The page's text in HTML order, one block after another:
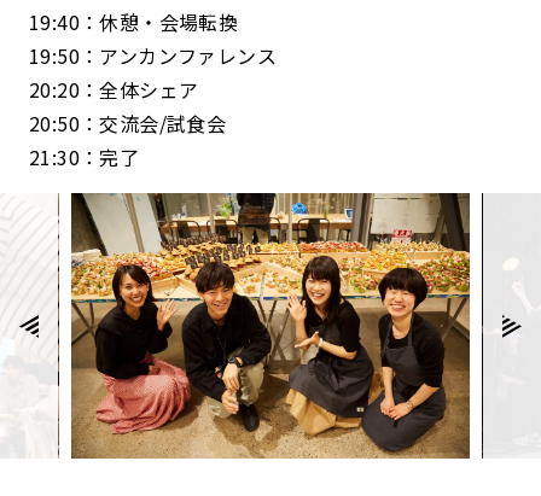
19:40：休憩・会場転換
19:50：アンカンファレンス
20:20：全体シェア
20:50：交流会/試食会
21:30：完了